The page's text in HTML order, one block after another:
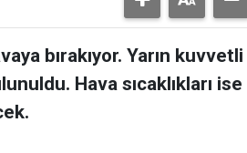
bırakıyor. Yarın kuvvetli
Hava sıcaklıkları ise